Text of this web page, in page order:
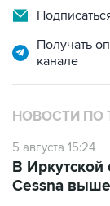
Получать
канале
НОВОСТИ ПО
5 августа 15:24
В Иркутской
Cessna